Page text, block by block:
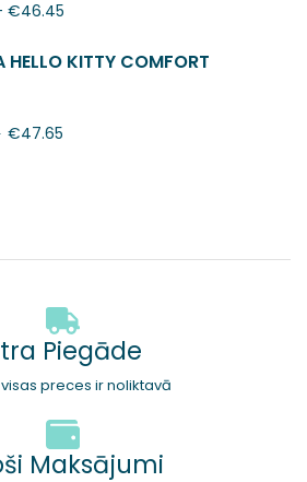
€46.45
HELLO KITTY COMFORT
€47.65
Piegāde
preces ir noliktavā
Maksājumi